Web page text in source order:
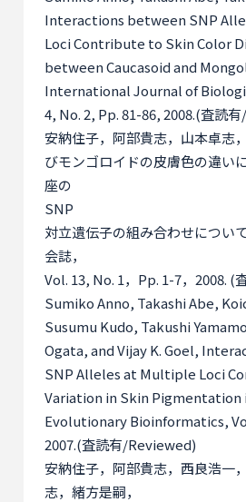
Interactions between SNP
Loci Contribute to Skin Color
between Caucasoid and
International Journal of
4, No. 2, Pp. 81-86, 2008.(査読有
安納住子，阿部貴志，山本卓志
びモンゴロイドの皮膚色の違い
座の
SNP
対立遺伝子の組み合わせについ
会誌，
Vol. 13, No. 1， Pp. 1-7， 2008. (
Sumiko Anno, Takashi Abe,
Susumu Kudo, Takushi
Ogata, and Vijay K. Goel,
SNP Alleles at Multiple Loci
Variation in Skin Pigmentation
Evolutionary Bioinformatics,
2007.(査読有/Reviewed)
安納住子，阿部貴志，西良浩一
志，緒方是嗣，